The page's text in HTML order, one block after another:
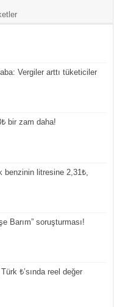
Vergiler arttı tüketiciler
bir zam daha!
benzinin litresine 2,31₺,
Barım” soruşturması!
₺’sında reel değer